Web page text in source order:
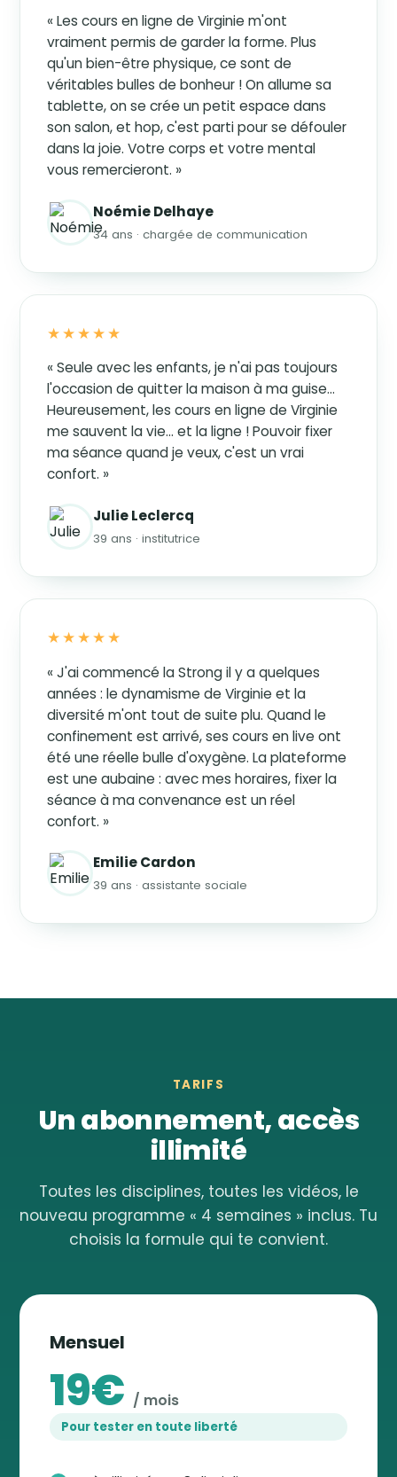
« Les cours en ligne de Virginie m'ont
vraiment permis de garder la forme. Plus
qu'un bien-être physique, ce sont de
véritables bulles de bonheur ! On allume sa
tablette, on se crée un petit espace dans
son salon, et hop, c'est parti pour se défouler
dans la joie. Votre corps et votre mental
vous remercieront. »
Noémie Delhaye
34 ans · chargée de communication
★★★★★
« Seule avec les enfants, je n'ai pas toujours
l'occasion de quitter la maison à ma guise…
Heureusement, les cours en ligne de Virginie
me sauvent la vie… et la ligne ! Pouvoir fixer
ma séance quand je veux, c'est un vrai
confort. »
Julie Leclercq
39 ans · institutrice
★★★★★
« J'ai commencé la Strong il y a quelques
années : le dynamisme de Virginie et la
diversité m'ont tout de suite plu. Quand le
confinement est arrivé, ses cours en live ont
été une réelle bulle d'oxygène. La plateforme
est une aubaine : avec mes horaires, fixer la
séance à ma convenance est un réel
confort. »
Emilie Cardon
39 ans · assistante sociale
TARIFS
Un abonnement, accès
illimité
Toutes les disciplines, toutes les vidéos, le
nouveau programme « 4 semaines » inclus. Tu
choisis la formule qui te convient.
Mensuel
19€ / mois
Pour tester en toute liberté